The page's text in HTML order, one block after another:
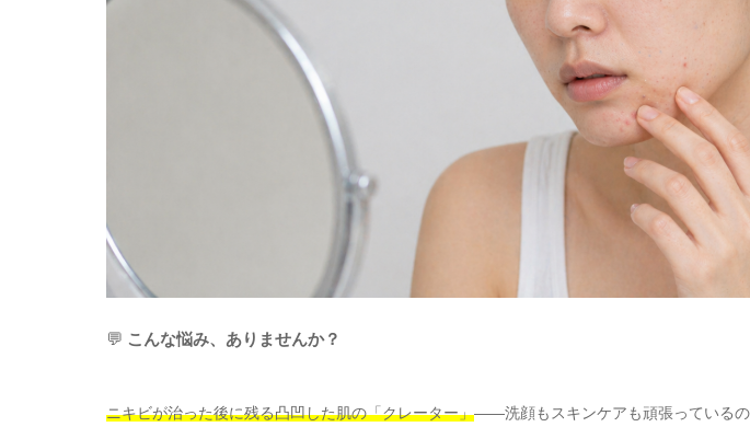
💬 こんな悩み、ありませんか？
ニキビが治った後に残る凸凹した肌の「クレーター」——洗顔もスキンケアも頑張っている